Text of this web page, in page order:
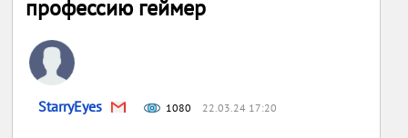
профессию геймер
StarryEyes 1080 22.03.24 17:20